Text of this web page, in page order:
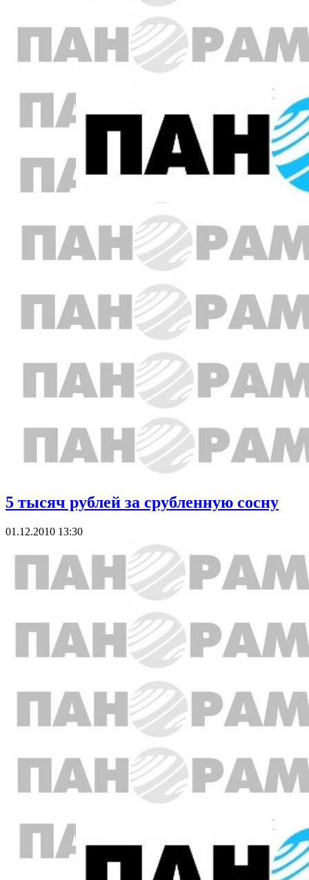
5 тысяч рублей за срубленную сосну
01.12.2010 13:30